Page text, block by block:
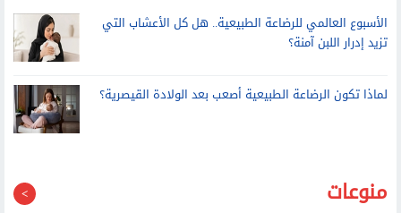
الأسبوع العالمي للرضاعة الطبيعية.. هل كل الأعشاب التي
تزيد إدرار اللبن آمنة؟
لماذا تكون الرضاعة الطبيعية أصعب بعد الولادة القيصرية؟
منوعات